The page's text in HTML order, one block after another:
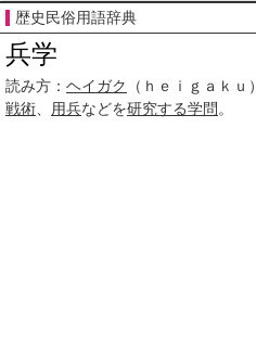
歴史民俗用語辞典
兵学
読み方： ヘイガク
（ｈｅｉｇａｋｕ）
戦術
用兵などを研究する学問 。